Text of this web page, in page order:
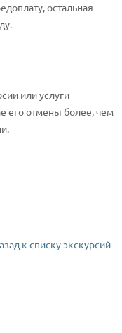
остальная
или услуги
его отмены более, чем
к списку экскурсий